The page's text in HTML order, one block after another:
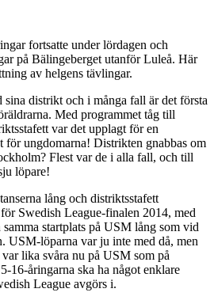
fortsatte under lördagen och
på Bälingeberget utanför Luleå. Här
av helgens tävlingar.
distrikt och i många fall är det första
Med programmet tåg till
var det upplagt för en
för ungdomarna! Distrikten gnabbas om
Flest var de i alla fall, och till
löpare!
lång och distriktsstafett
Swedish League-finalen 2014, med
samma startplats på USM lång som vid
USM-löparna var ju inte med då, men
lika svåra nu på USM som på
16-åringarna ska ha något enklare
League avgörs i.